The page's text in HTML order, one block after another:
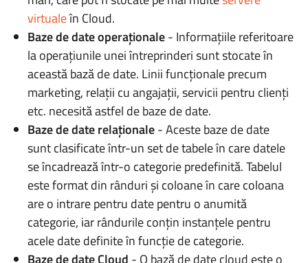
virtualeîn Cloud.
Baze de date operaționale- Informațiile referitoare
la operațiunile unei întreprinderi sunt stocate în
această bază de date. Linii funcționale precum
marketing, relații cu angajații, servicii pentru clienți
etc. necesită astfel de baze de date.
Baze de date relaționale- Aceste baze de date
sunt clasificate într-un set de tabele în care datele
se încadrează într-o categorie predefinită. Tabelul
este format din rânduri și coloane în care coloana
are o intrare pentru date pentru o anumită
categorie, iar rândurile conțin instanțele pentru
acele date definite în funcție de categorie.
Baze de date Cloud - O bază de date cloud este o